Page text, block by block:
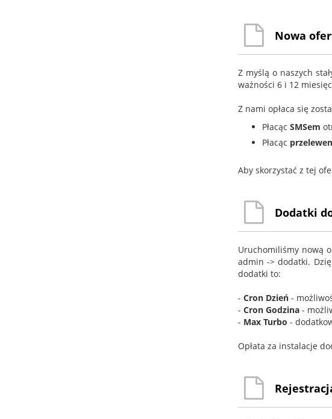
Nowa
Z myślą o naszych
ważności 6 i 12
Z nami opłaca się
Płacąc SMSem
Płacąc
Aby skorzystać z tej
Dodatki
Uruchomiliśmy nową
admin -> dodatki.
dodatki to:
- Cron Dzień-
- Cron Godzina-
- Max Turbo -
Opłata za instalacje